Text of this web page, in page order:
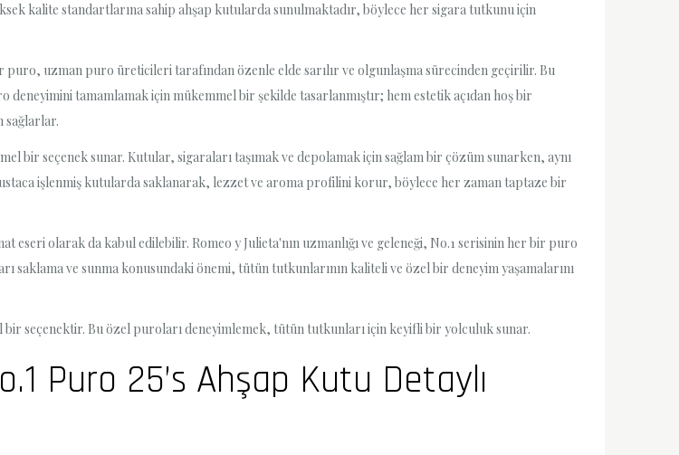
kalite standartlarına sahip ahşap kutularda sunulmaktadır, böylece her sigara tutkunu için
uzman puro üreticileri tarafından özenle elde sarılır ve olgunlaşma sürecinden geçirilir. Bu
tamamlamak için mükemmel bir şekilde tasarlanmıştır; hem estetik açıdan hoş bir
sağlarlar.
bir seçenek sunar. Kutular, sigaraları taşımak ve depolamak için sağlam bir çözüm sunarken, aynı
işlenmiş kutularda saklanarak, lezzet ve aroma profilini korur, böylece her zaman taptaze bir
eseri olarak da kabul edilebilir. Romeo y Julieta'nın uzmanlığı ve geleneği, No.1 serisinin her bir puro
saklama ve sunma konusundaki önemi, tütün tutkunlarının kaliteli ve özel bir deneyim yaşamalarını
bir seçenektir. Bu özel puroları deneyimlemek, tütün tutkunları için keyifli bir yolculuk sunar.
Puro 25’s Ahşap Kutu Detaylı